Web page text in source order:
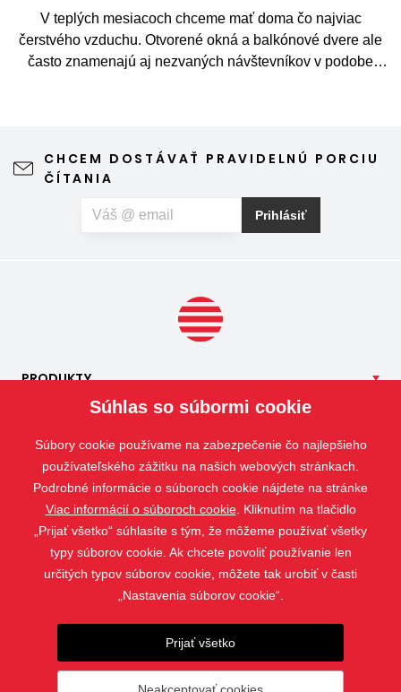
V teplých mesiacoch chceme mať doma čo najviac
čerstvého vzduchu. Otvorené okná a balkónové dvere ale
často znamenajú aj nezvaných návštevníkov v podobe
leto naplno. Kvalitná sieťka na hmyz zároveň nijako neruší
výhľad z okna ani vzhľad domu, vyžaduje len minimálnu
vás okrem hmyzu trápia aj peľové alergie, môžete zvoliť
špeciálnu sieť proti peľu, ktorá pomáha obmedziť
CHCEM DOSTÁVAŤ PRAVIDELNÚ PORCIU
ČÍTANIA
Prihlásiť
PRODUKTY
SLUŽBY
ISOTRA
KONTAKT
Súhlas so súbormi cookie
Súbory cookie používame na zabezpečenie čo najlepšieho
používateľského zážitku na našich webových stránkach.
Podrobné informácie o súboroch cookie nájdete na stránke
Viac informácií o súboroch cookie. Kliknutím na tlačidlo
„Prijať všetko“ súhlasíte s tým, že môžeme používať všetky
typy súborov cookie. Ak chcete povoliť používanie len
určitých typov súborov cookie, môžete tak urobiť v časti
„Nastavenia súborov cookie“.
Prijať všetko